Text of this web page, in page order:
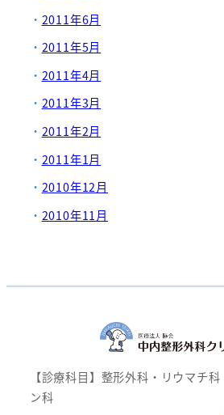
2011年6月
2011年5月
2011年4月
2011年3月
2011年2月
2011年1月
2010年12月
2010年11月
【診療科目】整形外科・リウマチ
ン科